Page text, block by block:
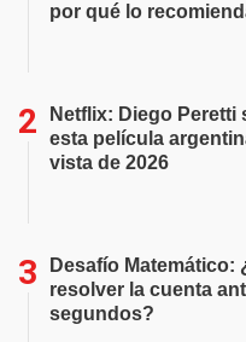
por qué lo
Netflix: Diego Peretti
esta película
vista de 2026
Desafío Matemático:
resolver la cuenta
segundos?